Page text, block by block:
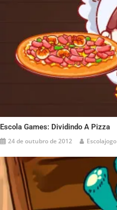
Escola Games: Dividindo A Pizza
24 de outubro de 2012 Escolajogo